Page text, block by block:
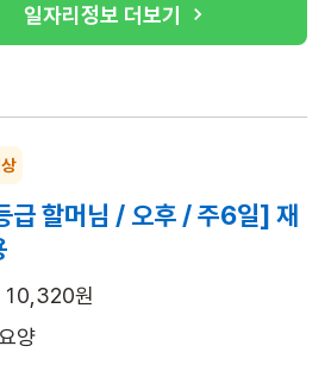
일자리정보 더보기
급 할머님 / 오후 / 주6일] 재
10,320원
양